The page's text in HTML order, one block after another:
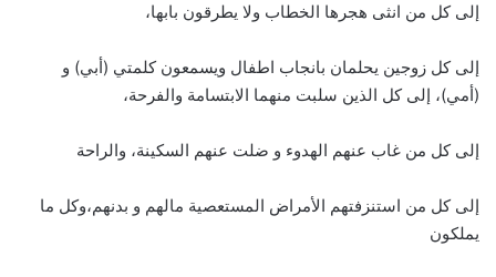
إلى كل من انثى هجرها الخطاب ولا يطرقون بابها،
إلى كل زوجين يحلمان بانجاب اطفال ويسمعون كلمتي (أبي) و
(أمي)، إلى كل الذين سلبت منهما الابتسامة والفرحة،
إلى كل من غاب عنهم الهدوء و ضلت عنهم السكينة، والراحة
إلى كل من استنزفتهم الأمراض المستعصية مالهم و بدنهم،وكل ما
يملكون